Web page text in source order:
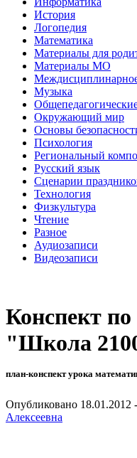
История
Логопедия
Математика
Материалы для
Материалы МО
Музыка
Окружающий мир
Основы
Психология
Региональный
Русский язык
Сценарии
Технология
Физкультура
Чтение
Разное
Аудиозаписи
Видеозаписи
Конспект
"Школа
план-конспект урока
Опубликовано 18.01.2012
Алексеевна